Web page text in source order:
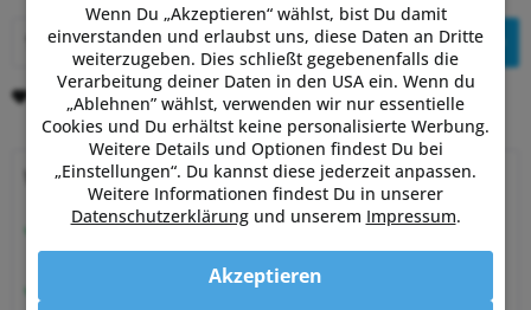
In den Warenkorb
Merken Bewerten
Warum Powermetershop?
Beratung vom Experten
von Sportlern für Sportler
Hervorragende Kundenzufriedenheit
Wenn Du „Akzeptieren“ wählst, bist Du damit
einverstanden und erlaubst uns, diese Daten an Dritte
weiterzugeben. Dies schließt gegebenenfalls die
Verarbeitung deiner Daten in den USA ein. Wenn du
„Ablehnen” wählst, verwenden wir nur essentielle
Cookies und Du erhältst keine personalisierte Werbung.
Weitere Details und Optionen findest Du bei
„Einstellungen“. Du kannst diese jederzeit anpassen.
Weitere Informationen findest Du in unserer
Datenschutzerklärungund unserem Impressum.
Akzeptieren